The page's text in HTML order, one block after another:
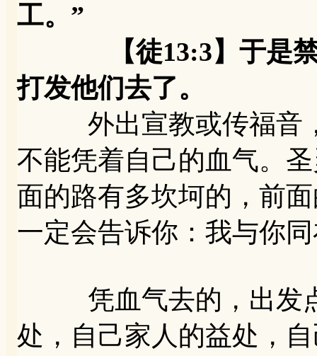
工。”
【徒13:3】于是禁食
打发他们去了。
外出宣教或传福音，
不能凭着自己的血气。
面的路有多坎坷的，前
一定会告诉你：我与你
凭血气去的，出发点
处，自己家人的益处，